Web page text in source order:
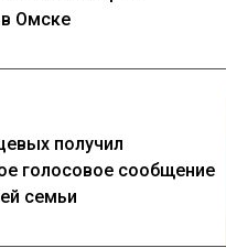
Омске
получил
голосовое сообщение
семьи